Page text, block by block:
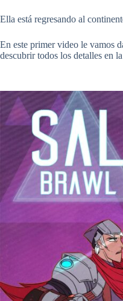
Ella está regresando al
En este primer video le vamos
descubrir todos los detalles en